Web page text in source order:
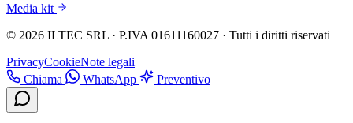
Media kit
© 2026 ILTEC SRL · P.IVA 01611160027 · Tutti i diritti riservati
PrivacyCookieNote legali
Chiama
WhatsApp Preventivo